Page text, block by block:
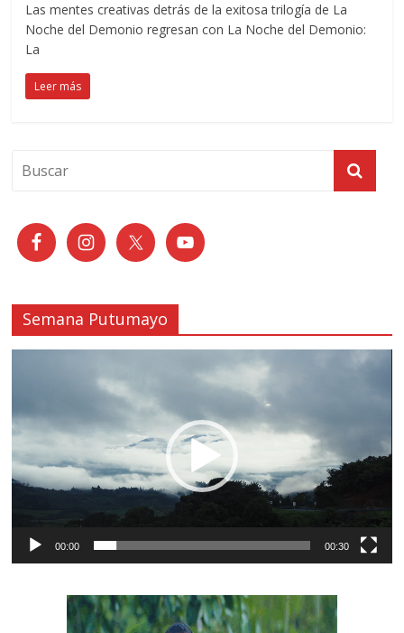
Las mentes creativas detrás de la exitosa trilogía de La
Noche del Demonio regresan con La Noche del Demonio:
La
Leer más
Semana Putumayo
00:00 00:30